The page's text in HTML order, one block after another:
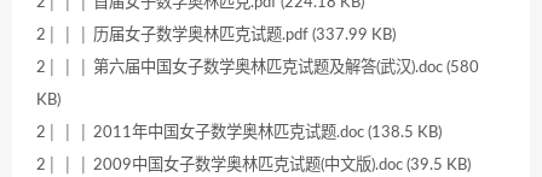
2│ │ │ 历届女子数学奥林匹克试题.pdf (337.99 KB)
2│ │ │ 第六届中国女子数学奥林匹克试题及解答(武汉).doc (580
KB)
2│ │ │ 2011年中国女子数学奥林匹克试题.doc (138.5 KB)
2│ │ │ 2009中国女子数学奥林匹克试题(中文版).doc (39.5 KB)